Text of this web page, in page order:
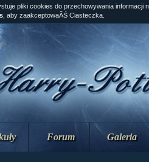
Forum Galeria
pliki cookies do przechowywania informacji
, aby zaakceptowaĂŚ Ciasteczka.